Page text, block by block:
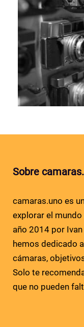
Sobre
camaras.uno es
explorar el
año 2014 por
hemos dedicado
cámaras,
Solo te
que no pueden